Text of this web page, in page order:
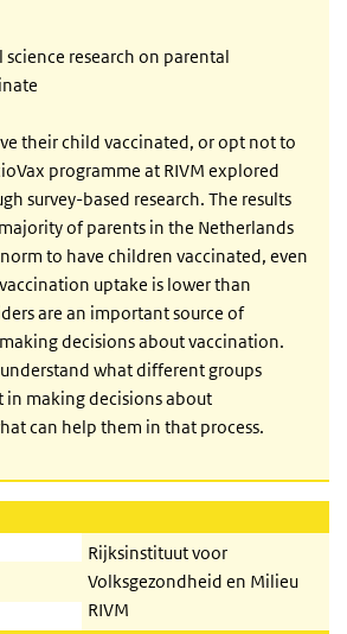
research on parental
their child vaccinated, or opt not to
programme at RIVM explored
survey-based research. The results
of parents in the Netherlands
to have children vaccinated, even
uptake is lower than
are an important source of
decisions about vaccination.
what different groups
making decisions about
can help them in that process.
Rijksinstituut voor
Volksgezondheid en Milieu
RIVM